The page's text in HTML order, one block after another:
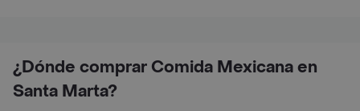
¿Dónde comprar Comida Mexicana en
Santa Marta?